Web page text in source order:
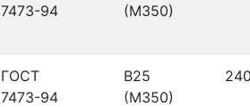
7473-94
(М350)
ГОСТ
7473-94
В25
(М350)